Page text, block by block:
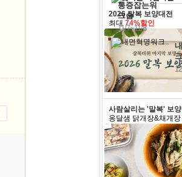
통증잡는워
크숍
11/7~11/8
2026 말복 보양대전
최대74%할인
사람살리는 '말복' 보
옹달샘 닭개장&채개장